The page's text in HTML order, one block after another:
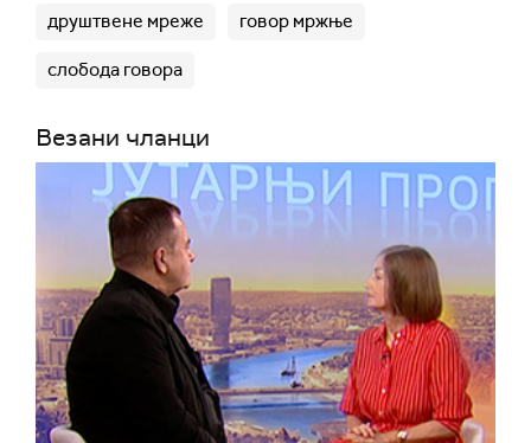
друштвене мреже говор мржње
слобода говора
Везани чланци